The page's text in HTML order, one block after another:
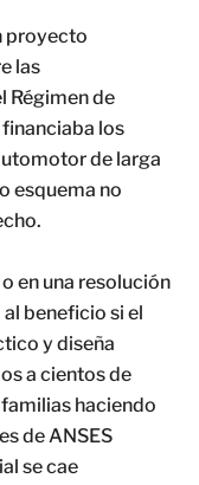
proyecto
las
Régimen de
los
de larga
esquema no
en una resolución
beneficio si el
y diseña
a cientos de
haciendo
de ANSES
se cae